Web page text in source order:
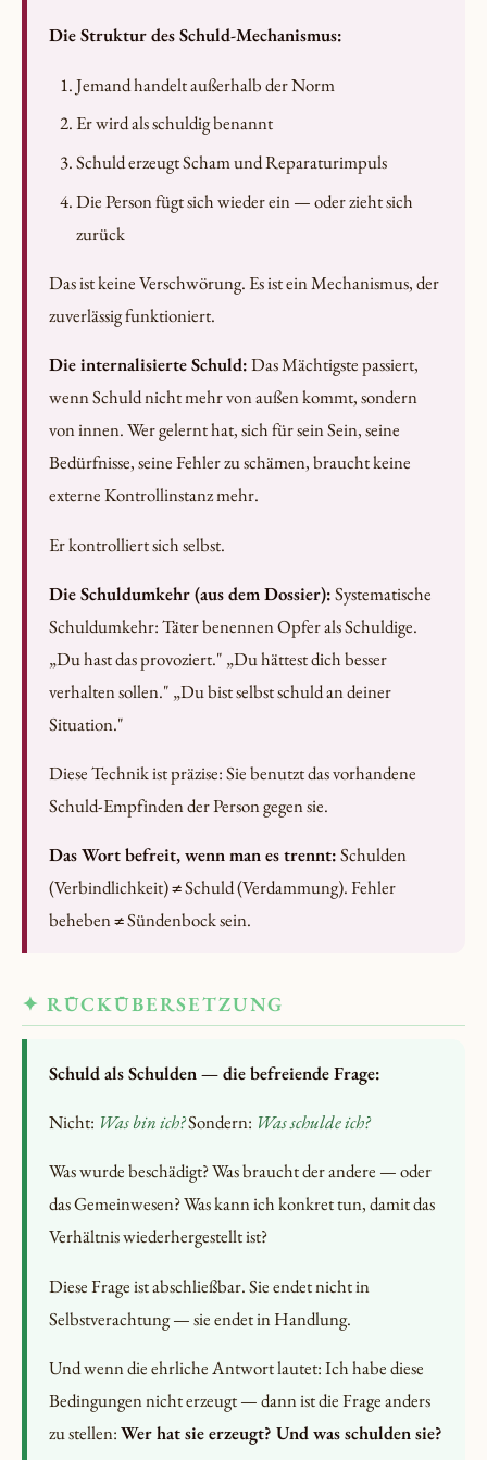
Die Struktur des Schuld-Mechanismus:
Jemand handelt außerhalb der Norm
Er wird als schuldig benannt
Schuld erzeugt Scham und Reparaturimpuls
Die Person fügt sich wieder ein — oder zieht sich
zurück
Das ist keine Verschwörung. Es ist ein Mechanismus, der
zuverlässig funktioniert.
Die internalisierte Schuld:Das Mächtigste passiert,
wenn Schuld nicht mehr von außen kommt, sondern
von innen. Wer gelernt hat, sich für sein Sein, seine
Bedürfnisse, seine Fehler zu schämen, braucht keine
externe Kontrollinstanz mehr.
Er kontrolliert sich selbst.
Die Schuldumkehr (aus dem Dossier):Systematische
Schuldumkehr: Täter benennen Opfer als Schuldige.
„Du hast das provoziert." „Du hättest dich besser
verhalten sollen." „Du bist selbst schuld an deiner
Situation."
Diese Technik ist präzise: Sie benutzt das vorhandene
Schuld-Empfinden der Person gegen sie.
Das Wort befreit, wenn man es trennt:Schulden
(Verbindlichkeit) ≠ Schuld (Verdammung). Fehler
beheben ≠ Sündenbock sein.
✦ RÜCKÜBERSETZUNG
Schuld als Schulden — die befreiende Frage:
Nicht: Was bin ich?Sondern: Was schulde ich?
Was wurde beschädigt? Was braucht der andere — oder
das Gemeinwesen? Was kann ich konkret tun, damit das
Verhältnis wiederhergestellt ist?
Diese Frage ist abschließbar. Sie endet nicht in
Selbstverachtung — sie endet in Handlung.
Und wenn die ehrliche Antwort lautet: Ich habe diese
Bedingungen nicht erzeugt — dann ist die Frage anders
zu stellen:Wer hat sie erzeugt? Und was schulden sie?